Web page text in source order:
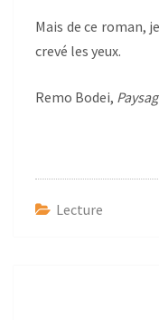
Mais de ce roman,
crevé les yeux.
Remo Bodei,
Lecture